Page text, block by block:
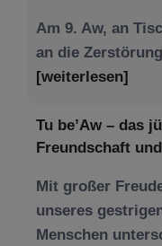
Am 9. Aw, an
an die
[weiterlesen]
Tu be’Aw – das
Freundschaft
Mit großer
unseres
Menschen